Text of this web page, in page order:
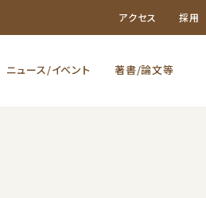
アクセス 採用
ニュース/イベント 著書/論文等